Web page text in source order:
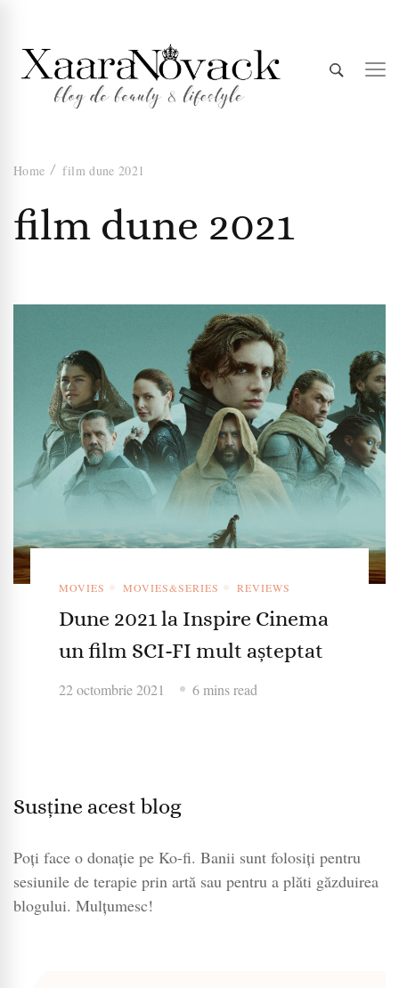
Xaara
Novack
Home film dune 2021
film dune 2021
MOVIES MOVIES&SERIES REVIEWS
Dune 2021 la Inspire Cinema
un film SCI-FI mult așteptat
22 octombrie 2021 6 mins read
Susține acest blog
Poți face o donație pe Ko-fi. Banii sunt folosiți pentru
sesiunile de terapie prin artă sau pentru a plăti găzduirea
blogului. Mulțumesc!